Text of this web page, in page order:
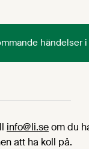
händelser
info@li.seom du
att ha koll på.